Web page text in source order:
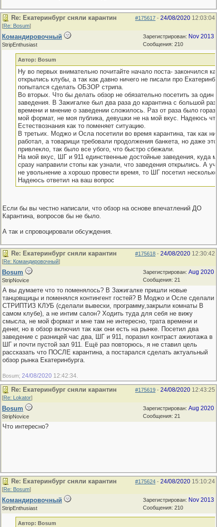
#175617 - 24/08/2020 12:03:04
Re: Екатеринбург сняли карантин
[Re: Bosum]
Зарегистрирован: Nov 2013
Сообщения: 210
Командировочный
StripEnthusiast
Автор: Bosum
Ну во первых внимательно почитайте начало поста- закончился
открылись клубы, а так как давно ничего не писали про
попытался сделать ОБЗОР стрипа.
Во вторых. Что бы делать обзор не обязательно посетить за один
заведения. В Зажигалке был два раза до карантина с большой
времени и мнение о заведении сложилось. Раз от раза было
мой формат, не моя публика, девушки не на мой вкус. Надеюсь
Естествознания как то поменяет ситуацию.
В третьих. Моджо и Осла посетили во время карантина, так как
работал, а товарищи требовали продолжения банкета, но даже
привлекло, так было все убого, что быстро сбежали.
На мой вкус, ШГ и 911 единственные достойные заведения, куда
сразу направили стопы как узнали, что заведения открылись. А
не увольнение а хорошо провести время, то ШГ посетил
Надеюсь ответил на ваш вопрос
Если бы вы честно написали, что обзор на основе впечатлений ДО
Карантина, вопросов бы не было.
А так и спровоцировали обсуждения.
#175618 - 24/08/2020 12:30:42
Re: Екатеринбург сняли карантин
[Re: Командировочный]
Зарегистрирован: Aug 2020
Сообщения: 21
Bosum
StripNovice
А вы думаете что то поменялось? В Зажигалке пришли новые
танцовщицы и поменялся контингент гостей? В Моджо и Осле сделали
СТРИПТИЗ КЛУБ (сделали вывески, программу,закрыли комнаты В
самом клубе), а не интим салон? Ходить туда для себя не вижу
смысла, не мой формат и мне там не интересно, трата времени и
денег, но в обзор включил так как они есть на рынке. Посетил два
заведение с разницей час два, ШГ и 911, поразил контраст ажиотажа в
ШГ и почти пустой зал 911. Ещё раз повторюсь, я не ставил цель
рассказать что ПОСЛЕ карантина, а постарался сделать актуальный
обзор рынка Екатеринбурга.
Bosum; 24/08/2020 12:42:34
#175619 - 24/08/2020 12:43:25
Re: Екатеринбург сняли карантин
[Re: Lokator]
Зарегистрирован: Aug 2020
Сообщения: 21
Bosum
StripNovice
Что интересно?
#175624 - 24/08/2020 15:10:24
Re: Екатеринбург сняли карантин
[Re: Bosum]
Зарегистрирован: Nov 2013
Сообщения: 210
Командировочный
StripEnthusiast
Автор: Bosum